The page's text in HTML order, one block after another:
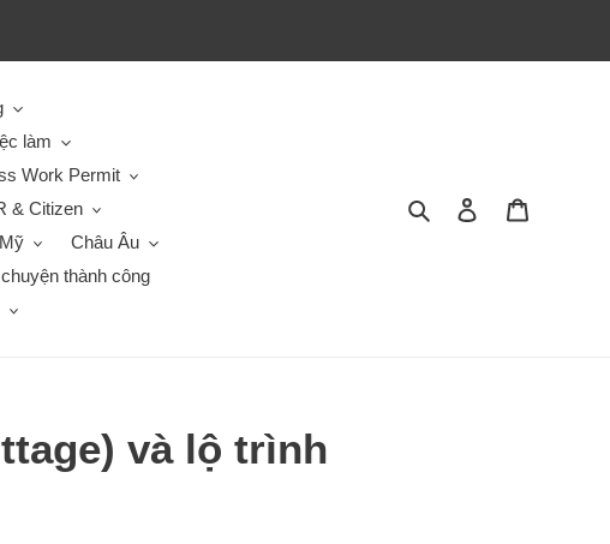
làm
Work Permit
& Citizen
Mỹ
Châu Âu
thành công
Tìm kiếmĐăng nhập
và lộ trình